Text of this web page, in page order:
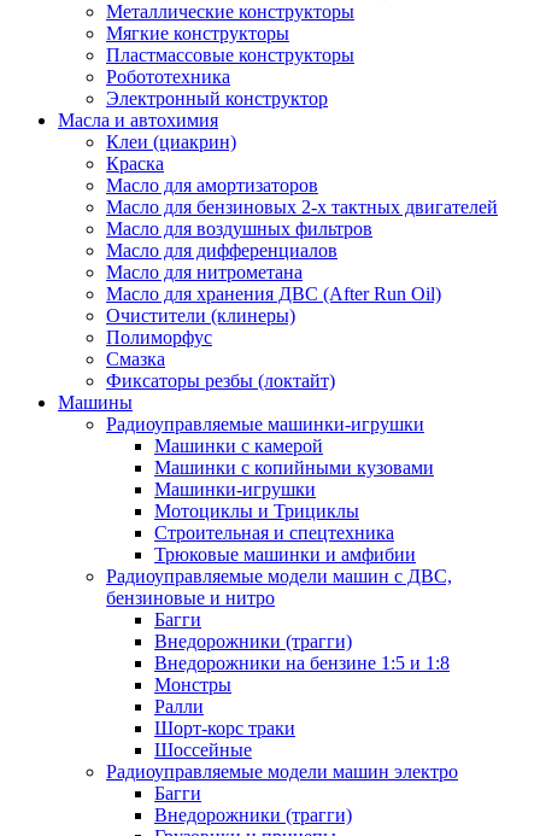
Металлические конструкторы
Мягкие конструкторы
Пластмассовые конструкторы
Робототехника
Электронный конструктор
Масла и автохимия
Клеи (циакрин)
Краска
Масло для амортизаторов
Масло для бензиновых 2-х тактных двигателей
Масло для воздушных фильтров
Масло для дифференциалов
Масло для нитрометана
Масло для хранения ДВС (After Run Oil)
Очистители (клинеры)
Полиморфус
Смазка
Фиксаторы резбы (локтайт)
Машины
Радиоуправляемые машинки-игрушки
Машинки с камерой
Машинки с копийными кузовами
Машинки-игрушки
Мотоциклы и Трициклы
Строительная и спецтехника
Трюковые машинки и амфибии
Радиоуправляемые модели машин с ДВС,
бензиновые и нитро
Багги
Внедорожники (трагги)
Внедорожники на бензине 1:5 и 1:8
Монстры
Ралли
Шорт-корс траки
Шоссейные
Радиоуправляемые модели машин электро
Багги
Внедорожники (трагги)